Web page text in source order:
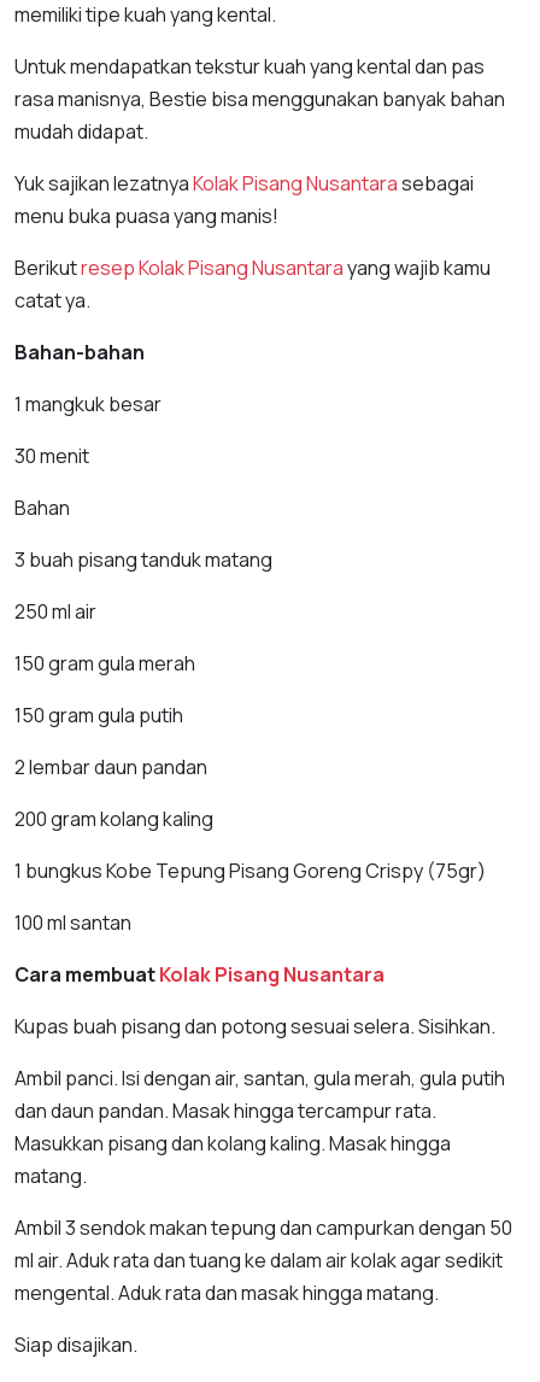
memiliki tipe kuah yang kental.
Untuk mendapatkan tekstur kuah yang kental dan pas
rasa manisnya, Bestie bisa menggunakan banyak bahan
mudah didapat.
Yuk sajikan lezatnyaKolak Pisang Nusantarasebagai
menu buka puasa yang manis!
BerikutresepKolak Pisang Nusantarayang wajib kamu
catat ya.
Bahan-bahan
1 mangkuk besar
30 menit
Bahan
3 buah pisang tanduk matang
250 ml air
150 gram gula merah
150 gram gula putih
2 lembar daun pandan
200 gram kolang kaling
1 bungkus Kobe Tepung Pisang Goreng Crispy (75gr)
100 ml santan
Cara membuatKolak Pisang Nusantara
Kupas buah pisang dan potong sesuai selera. Sisihkan.
Ambil panci. Isi dengan air, santan, gula merah, gula putih
dan daun pandan. Masak hingga tercampur rata.
Masukkan pisang dan kolang kaling. Masak hingga
matang.
Ambil 3 sendok makan tepung dan campurkan dengan 50
ml air. Aduk rata dan tuang ke dalam air kolak agar sedikit
mengental. Aduk rata dan masak hingga matang.
Siap disajikan.